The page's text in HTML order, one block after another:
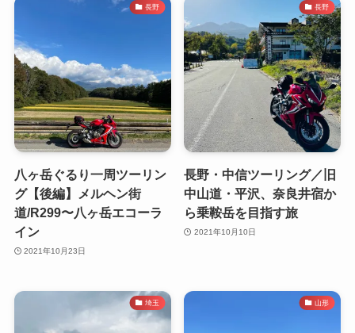
長野
八ヶ岳ぐるり一周ツーリン
グ【後編】メルヘン街
道/R299〜八ヶ岳エコーラ
イン
2021年10月23日
長野
長野・中信ツーリング／旧
中山道・平沢、奈良井宿か
ら乗鞍岳を目指す旅
2021年10月10日
埼玉 山形